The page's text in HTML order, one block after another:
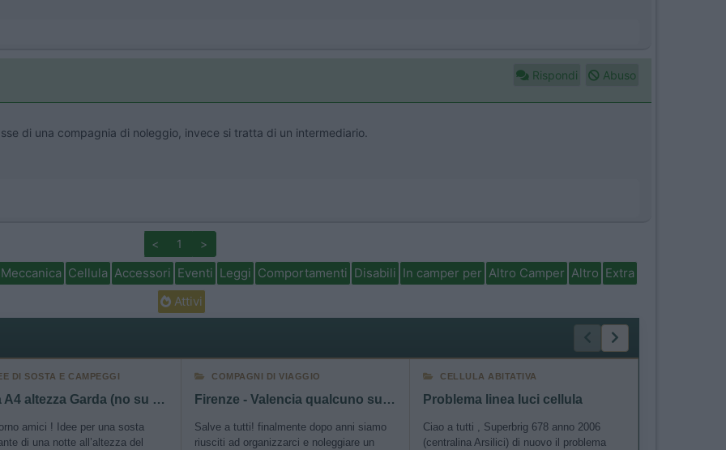
Rispondi Abuso
di una compagnia di noleggio, invece si tratta di un intermediario.
< 1 >
Meccanica Cellula Accessori Eventi Leggi Comportamenti Disabili In camper per Altro Camper Altro Extra
Attivi
DI SOSTA E CAMPEGGI
Sosta A4 altezza Garda (no su lago)
amici ! Idee per una sosta
di una notte all’altezza del
COMPAGNI DI VIAGGIO
Firenze - Valencia qualcuno sulla stessa tratta?
Salve a tutti! finalmente dopo anni siamo
riusciti ad organizzarci e noleggiare un
CELLULA ABITATIVA
Problema linea luci cellula
Ciao a tutti , Superbrig 678 anno 2006
(centralina Arsilici) di nuovo il problema